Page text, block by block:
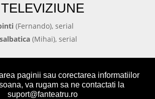
TELEVIZIUNE
(Fernando), serial
(Mihai), serial
paginii sau corectarea informatiilor
va rugam sa ne contactati la
suport@fanteatru.ro